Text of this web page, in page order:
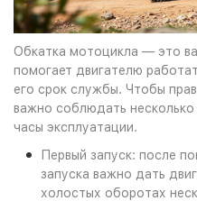
Обкатка мотоцикла — это
помогает двигателю
его срок службы. Чтобы
важно соблюдать несколько
часы эксплуатации.
Первый запуск: после
запуска важно дать
холостых оборотах